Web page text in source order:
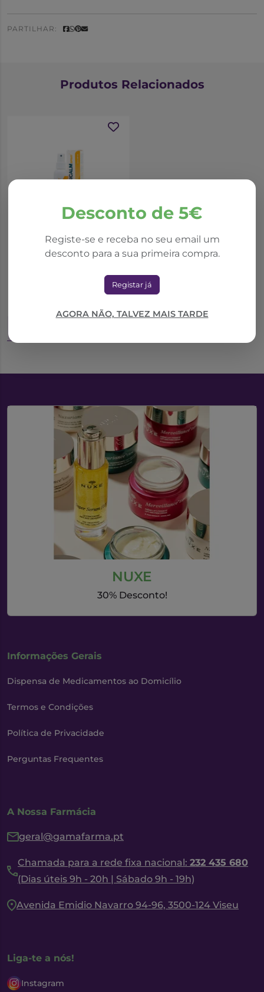
PARTILHAR:
Desconto de 5€
Registe-se e receba no seu email um
desconto para a sua primeira compra.
Registar já
AGORA NÃO, TALVEZ MAIS TARDE
Produtos Relacionados
NUXE
30% Desconto!
Informações Gerais
Dispensa de Medicamentos ao Domicílio
Termos e Condições
Política de Privacidade
Perguntas Frequentes
A Nossa Farmácia
geral@gamafarma.pt
Chamada para a rede fixa nacional: 232 435 680
(Dias úteis 9h - 20h | Sábado 9h - 19h)
Avenida Emidio Navarro 94-96, 3500-124 Viseu
Liga-te a nós!
Instagram